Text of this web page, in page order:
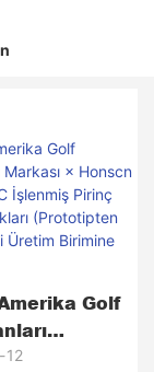
Golf
× Honscn
12